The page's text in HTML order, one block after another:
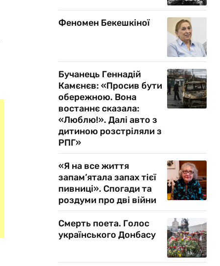
Феномен Бекешкіної
Бучанець Геннадій
Камєнєв: «Просив бути
обережною. Вона
востаннє сказала:
«Люблю!». Далі авто з
дитиною розстріляли з
РПГ»
«Я на все життя
запам’ятала запах тієї
пивниці». Спогади та
роздуми про дві війни
Смерть поета. Голос
українського Донбасу